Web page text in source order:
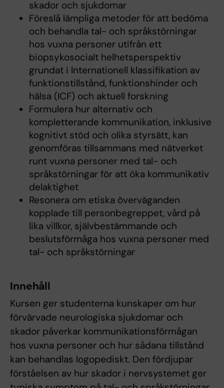
skador och sjukdomar
Föreslå lämpliga metoder för att bedöma
och behandla tal- och språkstörningar
hos vuxna personer utifrån ett
biopsykosocialt helhetsperspektiv
grundat i Internationell klassifikation av
funktionstillstånd, funktionshinder och
hälsa (ICF) och aktuell forskning
Formulera hur alternativ och
kompletterande kommunikation, inklusive
kognitivt stöd och olika styrsätt, kan
genomföras tillsammans med nätverket
runt vuxna personer med tal- och
språkstörningar för att öka kommunikativ
delaktighet
Resonera om etiska överväganden
kopplade till personbegreppet, vård på
lika villkor, självbestämmande och
beslutsförmåga hos vuxna personer med
tal- och språkstörningar
Innehåll
Kursen ger studenterna kunskaper om hur
förvärvade neurologiska sjukdomar och
skador påverkar kommunikationsförmågan
hos vuxna personer och hur sådana tillstånd
kan behandlas logopediskt. Den fördjupar
förståelsen av hur skador i nervsystemet ger